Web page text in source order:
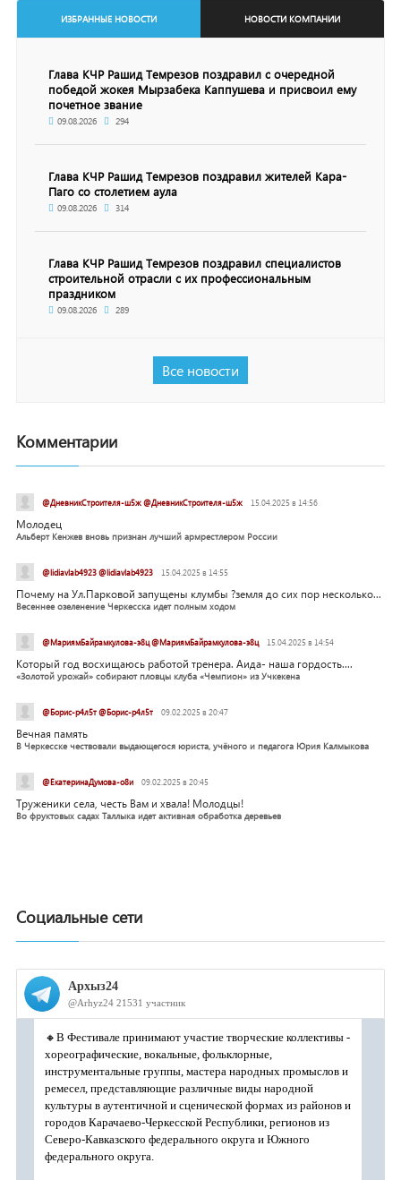
ИЗБРАННЫЕ НОВОСТИ НОВОСТИ КОМПАНИИ
Глава КЧР Рашид Темрезов поздравил с очередной
победой жокея Мырзабека Каппушева и присвоил ему
почетное звание
09.08.2026 294
Глава КЧР Рашид Темрезов поздравил жителей Кара-
Паго со столетием аула
09.08.2026 314
Глава КЧР Рашид Темрезов поздравил специалистов
строительной отрасли с их профессиональным
праздником
09.08.2026 289
Все новости
Комментарии
@ДневникСтроителя-ш5ж @ДневникСтроителя-ш5ж 15.04.2025 в 14:56
Молодец
Альберт Кенжев вновь признан лучший армрестлером России
@lidiavlab4923 @lidiavlab4923 15.04.2025 в 14:55
Почему на Ул.Парковой запущены клумбы ?земля до сих пор несколько...
Весеннее озеленение Черкесска идет полным ходом
@МариямБайрамкулова-э8ц @МариямБайрамкулова-э8ц 15.04.2025 в 14:54
Который год восхищаюсь работой тренера. Аида- наша гордость....
«Золотой урожай» собирают пловцы клуба «Чемпион» из Учкекена
@Борис-р4л5т @Борис-р4л5т 09.02.2025 в 20:47
Вечная память
В Черкесске чествовали выдающегося юриста, учёного и педагога Юрия Калмыкова
@ЕкатеринаДумова-о8и 09.02.2025 в 20:45
Труженики села, честь Вам и хвала! Молодцы!
Во фруктовых садах Таллыка идет активная обработка деревьев
Социальные сети